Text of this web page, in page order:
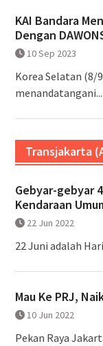
KAI Bandara
Dengan
10 Sep 2023
Korea Selatan (8/
menandatangani...
Transjakarta
Gebyar-gebyar
Kendaraan
22 Jun 2022
22 Juni adalah
Mau Ke PRJ,
10 Jun 2022
Pekan Raya